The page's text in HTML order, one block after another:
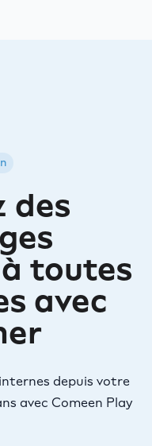
des
toutes
avec
depuis votre
avec Comeen Play